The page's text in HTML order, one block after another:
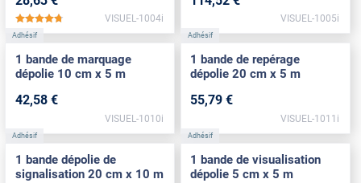
***** VISUEL-1004i VISUEL-1005i
Adhésif
1 bande de marquage
dépolie 10 cm x 5 m
42,58 €
VISUEL-1010i
Adhésif
1 bande de repérage
dépolie 20 cm x 5 m
55,79 €
VISUEL-1011i
Adhésif
1 bande dépolie de
signalisation 20 cm x 10 m
Adhésif
1 bande de visualisation
dépolie 5 cm x 5 m